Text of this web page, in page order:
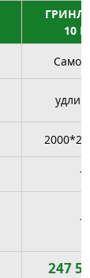
10
247